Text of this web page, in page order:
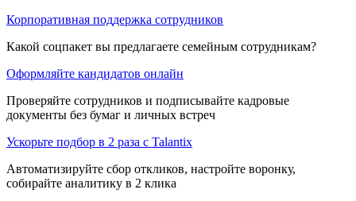
Корпоративная поддержка сотрудников
Какой соцпакет вы предлагаете семейным сотрудникам?
Оформляйте кандидатов онлайн
Проверяйте сотрудников и подписывайте кадровые
документы без бумаг и личных встреч
Ускорьте подбор в 2 раза с Talantix
Автоматизируйте сбор откликов, настройте воронку,
собирайте аналитику в 2 клика